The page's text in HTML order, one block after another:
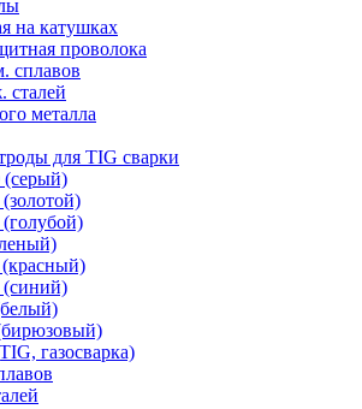
на катушках
проволока
сплавов
сталей
металла
для TIG сварки
газосварка)